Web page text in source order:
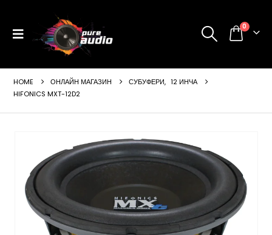
0
HOME ОНЛАЙН МАГАЗИН СУБУФЕРИ, 12 ИНЧА
HIFONICS MXT-12D2